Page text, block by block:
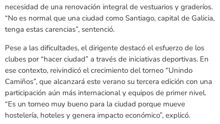
necesidad de una renovación integral de vestuarios y graderíos.
“No es normal que una ciudad como Santiago, capital de Galicia,
tenga estas carencias”, sentenció.
Pese a las dificultades, el dirigente destacó el esfuerzo de los
clubes por “hacer ciudad” a través de iniciativas deportivas. En
ese contexto, reivindicó el crecimiento del torneo “Unindo
Camiños”, que alcanzará este verano su tercera edición con una
participación aún más internacional y equipos de primer nivel.
“Es un torneo muy bueno para la ciudad porque mueve
hostelería, hoteles y genera impacto económico”, explicó.